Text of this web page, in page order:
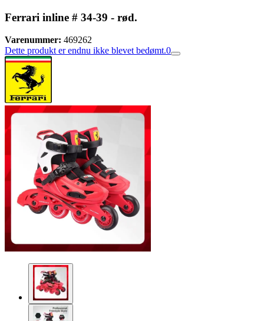
Ferrari inline # 34-39 - rød.
Varenummer: 469262
Dette produkt er endnu ikke blevet bedømt.0